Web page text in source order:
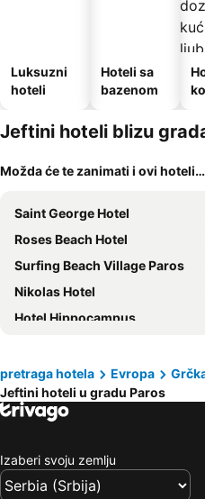
Luksuzni
hoteli
Hoteli sa
bazenom
Jeftini hoteli blizu
Možda će te zanimati i ovi hoteli…
Saint George Hotel
Roses Beach Hotel
Surfing Beach Village Paros
Nikolas Hotel
Hotel Hippocampus
Eri Hotel
Dilion Hotel
Ayeri Hotel
Blue Mare Villas
pretraga hotela Evropa
Jeftini hoteli u gradu Paros
Izaberi svoju zemlju